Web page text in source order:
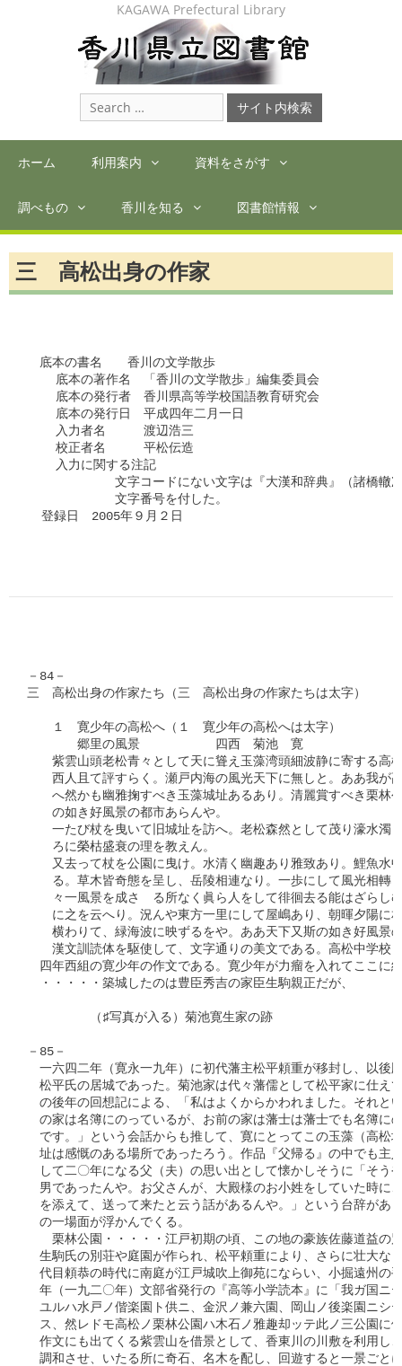
KAGAWA Prefectural Library
Search
for:
ホーム 利用案内 資料をさがす
調べもの 香川を知る 図書館情報
三 高松出身の作家
底本の書名　　香川の文学散歩
    底本の著作名　「香川の文学散歩」編集委員会
    底本の発行者　香川県高等学校国語教育研究会
    底本の発行日　平成四年二月一日
    入力者名　　　渡辺浩三
    校正者名　　　平松伝造
    入力に関する注記
文字コードにない文字は『大漢和辞典』（諸橋轍次著
文字番号を付した。
  登録日　2005年９月２日